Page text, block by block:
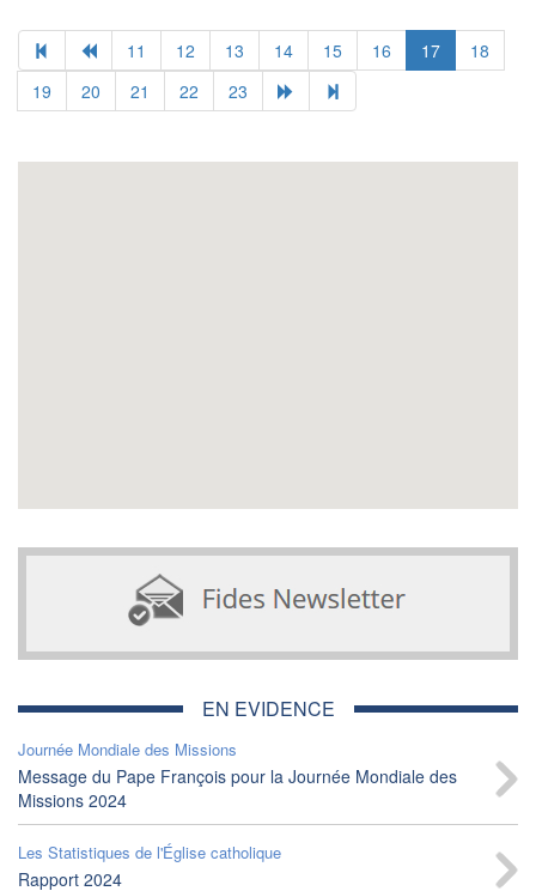
11 12 13 14 15 16 17
18
19
20 21 22 23
EN EVIDENCE
Journée Mondiale des Missions
Message du Pape François pour la Journée Mondiale des
Missions 2024
Les Statistiques de l'Église catholique
Rapport 2024